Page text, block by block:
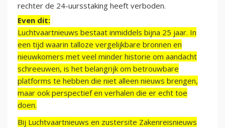
rechter de 24-uursstaking heeft verboden.
Even dit:
Luchtvaartnieuws bestaat inmiddels bijna 25 jaar. In
een tijd waarin talloze vergelijkbare bronnen en
nieuwkomers met veel minder historie om aandacht
schreeuwen, is het belangrijk om betrouwbare
platforms te hebben die niet alleen nieuws brengen,
maar ook perspectief en verhalen die er echt toe
doen.
Bij Luchtvaartnieuws en zustersite Zakenreisnieuws